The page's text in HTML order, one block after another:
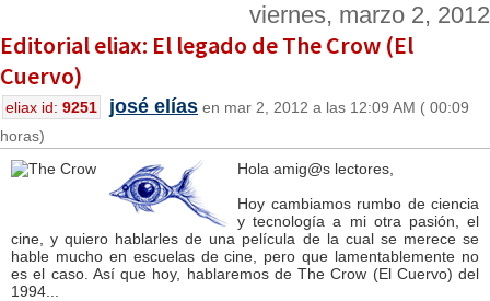
viernes, marzo 2, 2012
Editorial eliax: El legado de The Crow (El
Cuervo)
eliax id: 9251 josé elías en mar 2, 2012 a las 12:09 AM ( 00:09
horas)
Hola amig@s lectores,
Hoy cambiamos rumbo de ciencia
y tecnología a mi otra pasión, el
cine, y quiero hablarles de una película de la cual se merece se
hable mucho en escuelas de cine, pero que lamentablemente no
es el caso. Así que hoy, hablaremos de The Crow (El Cuervo) del
1994...